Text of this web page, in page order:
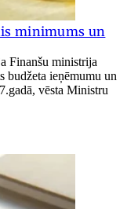
minimums un
Finanšu ministrija
budžeta ieņēmumu un
vēsta Ministru